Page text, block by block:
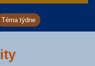
Téma týdne